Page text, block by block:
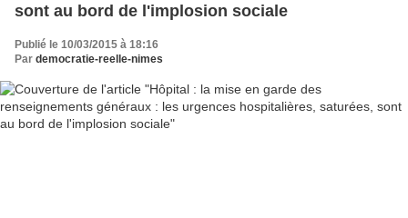
sont au bord de l'implosion sociale
Publié le 10/03/2015 à 18:16
Par democratie-reelle-nimes